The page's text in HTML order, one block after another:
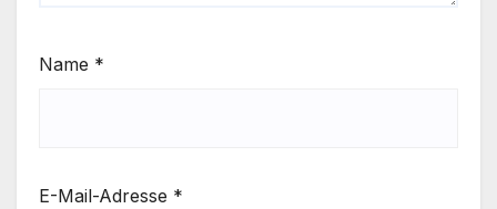
Name *
E-Mail-Adresse *